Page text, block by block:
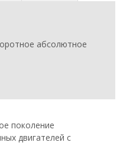
абсолютное
поколение
двигателей с